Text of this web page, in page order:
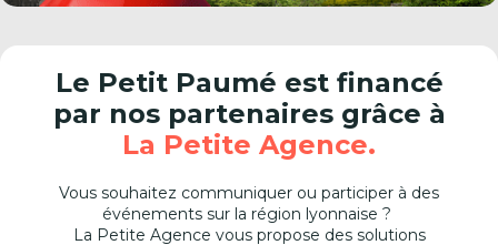
Le Petit Paumé est financé
par nos partenaires grâce à
La Petite Agence.
Vous souhaitez communiquer ou participer à des
événements sur la région lyonnaise ?
La Petite Agence vous propose des solutions